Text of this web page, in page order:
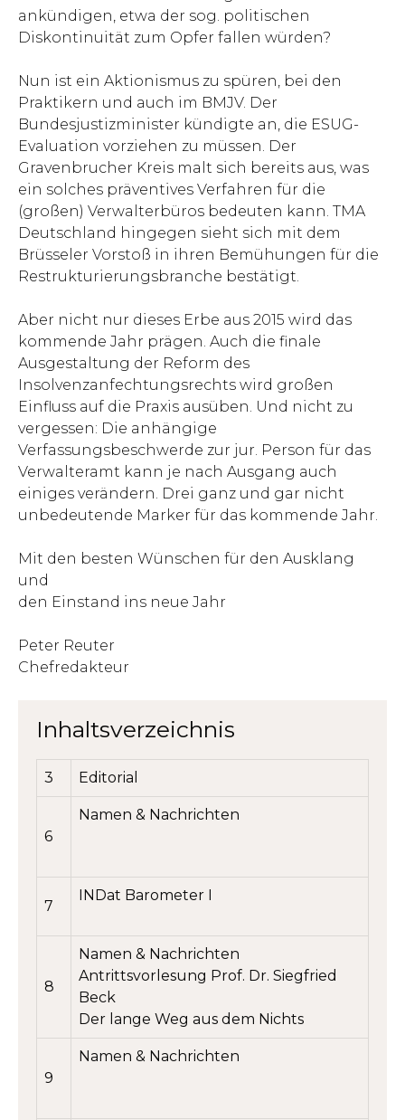
ankündigen, etwa der sog. politischen
Diskontinuität zum Opfer fallen würden?
Nun ist ein Aktionismus zu spüren, bei den
Praktikern und auch im BMJV. Der
Bundesjustizminister kündigte an, die ESUG-
Evaluation vorziehen zu müssen. Der
Gravenbrucher Kreis malt sich bereits aus, was
ein solches präventives Verfahren für die
(großen) Verwalterbüros bedeuten kann. TMA
Deutschland hingegen sieht sich mit dem
Brüsseler Vorstoß in ihren Bemühungen für die
Restrukturierungsbranche bestätigt.
Aber nicht nur dieses Erbe aus 2015 wird das
kommende Jahr prägen. Auch die finale
Ausgestaltung der Reform des
Insolvenzanfechtungsrechts wird großen
Einfluss auf die Praxis ausüben. Und nicht zu
vergessen: Die anhängige
Verfassungsbeschwerde zur jur. Person für das
Verwalteramt kann je nach Ausgang auch
einiges verändern. Drei ganz und gar nicht
unbedeutende Marker für das kommende Jahr.
Mit den besten Wünschen für den Ausklang
und
den Einstand ins neue Jahr
Peter Reuter
Chefredakteur
Inhaltsverzeichnis
3 Editorial
6
Namen & Nachrichten
7
INDat Barometer I
8
Namen & Nachrichten
Antrittsvorlesung Prof. Dr. Siegfried
Beck
Der lange Weg aus dem Nichts
9
Namen & Nachrichten